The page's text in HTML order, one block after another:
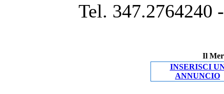
Tel. 347.2764240
Il
INSERISCI
ANNUNCIO